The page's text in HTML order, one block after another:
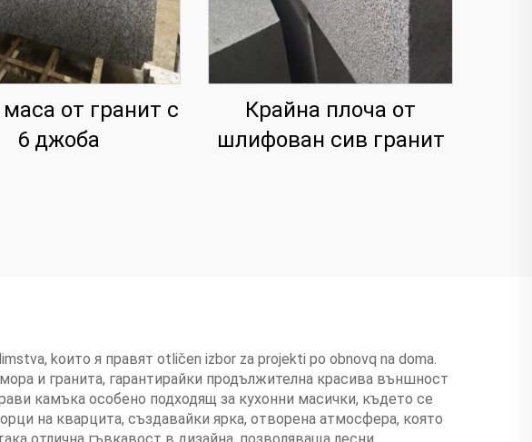
от гранит с
6 джоба
Крайна плоча от
шлифован сив гранит
koитo я правят otličen izbor za projekti po obnovq na doma.
и гранита, гарантирайки продължителна красива външност
камъка особено подходящ за кухонни масички, където се
на кварцита, създавайки ярка, отворена атмосфера, която
отлична гъвкавост в дизайна, позволяваща лесни